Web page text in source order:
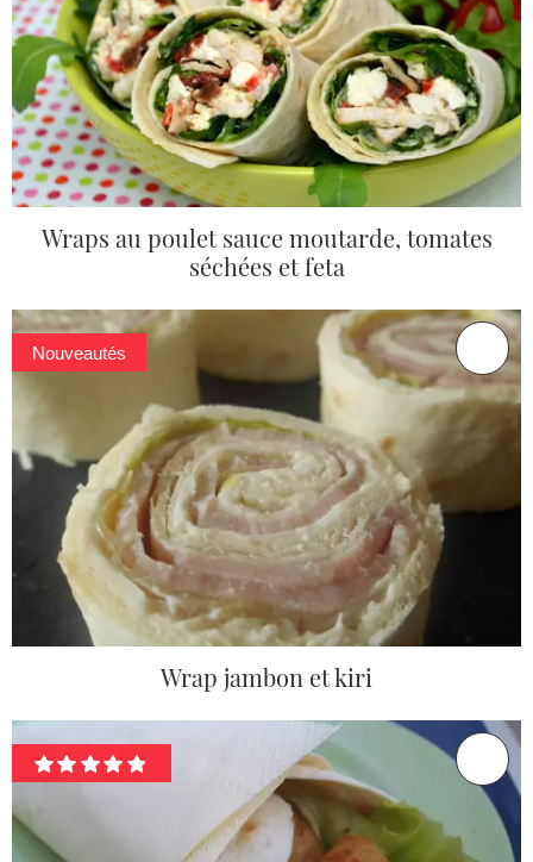
Wraps au poulet sauce moutarde, tomates
séchées et feta
Nouveautés
Wrap jambon et kiri